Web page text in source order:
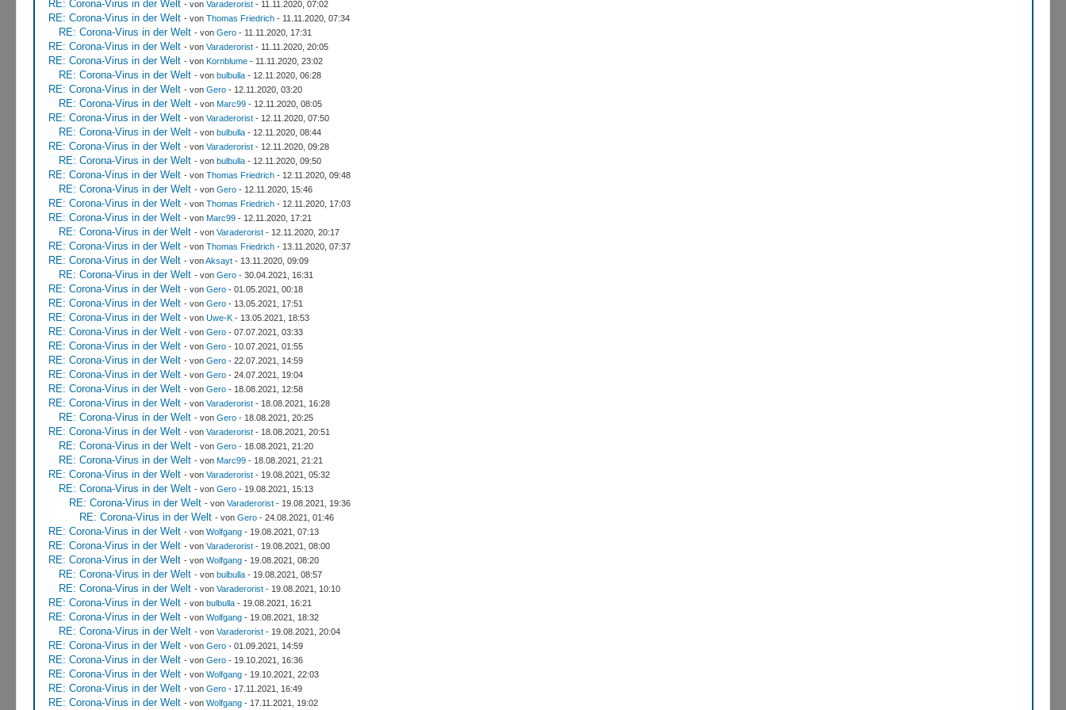
RE: Corona-Virus in der Welt - von Varaderorist- 11.11.2020, 07:02
RE: Corona-Virus in der Welt - von Thomas Friedrich- 11.11.2020, 07:34
RE: Corona-Virus in der Welt - von Gero- 11.11.2020, 17:31
RE: Corona-Virus in der Welt - von Varaderorist- 11.11.2020, 20:05
RE: Corona-Virus in der Welt - von Kornblume- 11.11.2020, 23:02
RE: Corona-Virus in der Welt - von bulbulla- 12.11.2020, 06:28
RE: Corona-Virus in der Welt - von Gero- 12.11.2020, 03:20
RE: Corona-Virus in der Welt - von Marc99- 12.11.2020, 08:05
RE: Corona-Virus in der Welt - von Varaderorist- 12.11.2020, 07:50
RE: Corona-Virus in der Welt - von bulbulla- 12.11.2020, 08:44
RE: Corona-Virus in der Welt - von Varaderorist- 12.11.2020, 09:28
RE: Corona-Virus in der Welt - von bulbulla- 12.11.2020, 09:50
RE: Corona-Virus in der Welt - von Thomas Friedrich- 12.11.2020, 09:48
RE: Corona-Virus in der Welt - von Gero- 12.11.2020, 15:46
RE: Corona-Virus in der Welt - von Thomas Friedrich- 12.11.2020, 17:03
RE: Corona-Virus in der Welt - von Marc99- 12.11.2020, 17:21
RE: Corona-Virus in der Welt - von Varaderorist- 12.11.2020, 20:17
RE: Corona-Virus in der Welt - von Thomas Friedrich- 13.11.2020, 07:37
RE: Corona-Virus in der Welt - vonAksayt- 13.11.2020, 09:09
RE: Corona-Virus in der Welt - von Gero- 30.04.2021, 16:31
RE: Corona-Virus in der Welt - von Gero- 01.05.2021, 00:18
RE: Corona-Virus in der Welt - von Gero- 13.05.2021, 17:51
RE: Corona-Virus in der Welt - von Uwe-K- 13.05.2021, 18:53
RE: Corona-Virus in der Welt - von Gero- 07.07.2021, 03:33
RE: Corona-Virus in der Welt - von Gero- 10.07.2021, 01:55
RE: Corona-Virus in der Welt - von Gero- 22.07.2021, 14:59
RE: Corona-Virus in der Welt - von Gero- 24.07.2021, 19:04
RE: Corona-Virus in der Welt - von Gero- 18.08.2021, 12:58
RE: Corona-Virus in der Welt - von Varaderorist- 18.08.2021, 16:28
RE: Corona-Virus in der Welt - von Gero- 18.08.2021, 20:25
RE: Corona-Virus in der Welt - von Varaderorist- 18.08.2021, 20:51
RE: Corona-Virus in der Welt - von Gero- 18.08.2021, 21:20
RE: Corona-Virus in der Welt - von Marc99- 18.08.2021, 21:21
RE: Corona-Virus in der Welt - von Varaderorist- 19.08.2021, 05:32
RE: Corona-Virus in der Welt - von Gero- 19.08.2021, 15:13
RE: Corona-Virus in der Welt - von Varaderorist- 19.08.2021, 19:36
RE: Corona-Virus in der Welt - von Gero- 24.08.2021, 01:46
RE: Corona-Virus in der Welt - von Wolfgang- 19.08.2021, 07:13
RE: Corona-Virus in der Welt - von Varaderorist- 19.08.2021, 08:00
RE: Corona-Virus in der Welt - von Wolfgang- 19.08.2021, 08:20
RE: Corona-Virus in der Welt - von bulbulla- 19.08.2021, 08:57
RE: Corona-Virus in der Welt - von Varaderorist- 19.08.2021, 10:10
RE: Corona-Virus in der Welt - von bulbulla- 19.08.2021, 16:21
RE: Corona-Virus in der Welt - von Wolfgang- 19.08.2021, 18:32
RE: Corona-Virus in der Welt - von Varaderorist- 19.08.2021, 20:04
RE: Corona-Virus in der Welt - von Gero- 01.09.2021, 14:59
RE: Corona-Virus in der Welt - von Gero- 19.10.2021, 16:36
RE: Corona-Virus in der Welt - von Wolfgang- 19.10.2021, 22:03
RE: Corona-Virus in der Welt - von Gero- 17.11.2021, 16:49
RE: Corona-Virus in der Welt - von Wolfgang- 17.11.2021, 19:02